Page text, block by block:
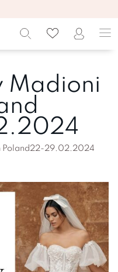
Madioni
Poland22-29.02.2024